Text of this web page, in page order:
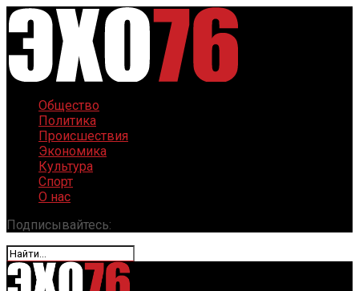
Общество
Политика
Происшествия
Экономика
Культура
Спорт
О нас
Подписывайтесь: